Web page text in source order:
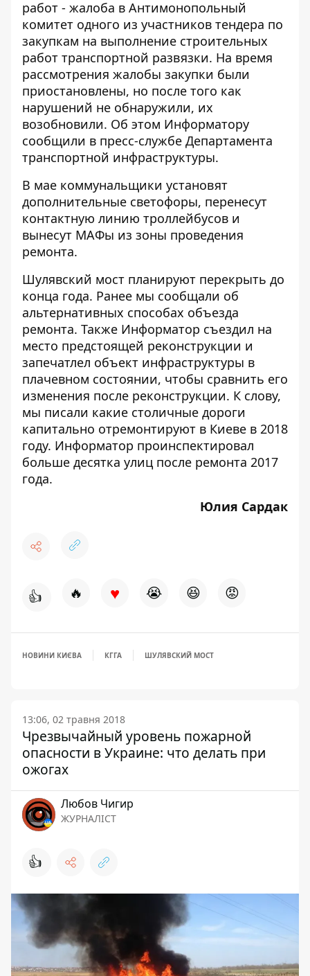
работ - жалоба в Антимонопольный
комитет одного из участников тендера по
закупкам на выполнение строительных
работ транспортной развязки. На время
рассмотрения жалобы закупки были
приостановлены, но после того как
нарушений не обнаружили, их
возобновили. Об этом Информатору
сообщили в пресс-службе Департамента
транспортной инфраструктуры.
В мае коммунальщики установят
дополнительные светофоры, перенесут
контактную линию троллейбусов и
вынесут МАФы из зоны проведения
ремонта.
Шулявский мост планируют перекрыть до
конца года. Ранее мы сообщали об
альтернативных способах объезда
ремонта. Также Информатор съездил на
место предстоящей реконструкции и
запечатлел объект инфраструктуры в
плачевном состоянии, чтобы сравнить его
изменения после реконструкции. К слову,
мы писали какие столичные дороги
капитально отремонтируют в Киеве в 2018
году. Информатор проинспектировал
больше десятка улиц после ремонта 2017
года.
Юлия Сардак
👍 🔥 ♥ 😭 😆 😡
НОВИНИ КИЄВА КГГА ШУЛЯВСКИЙ МОСТ
13:06, 02 травня 2018
Чрезвычайный уровень пожарной
опасности в Украине: что делать при
ожогах
Любов Чигир
ЖУРНАЛІСТ
👍